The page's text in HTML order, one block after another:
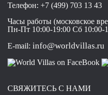
Телефон: +7 (499) 703 13 43
Часы работы (московское
Пн-Пт 10:00-19:00 Сб 10:00-
E-mail: info@worldvillas.ru
СВЯЖИТЕСЬ С НАМИ